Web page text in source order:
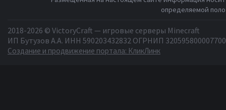
определяемой
2018-2026 © VictoryCraft — игровые серверы Minecraft
ИП Бутузов А.А. ИНН 590203432832 ОГРНИП 320595800007700
Создание и продвижение портала: КликЛинк